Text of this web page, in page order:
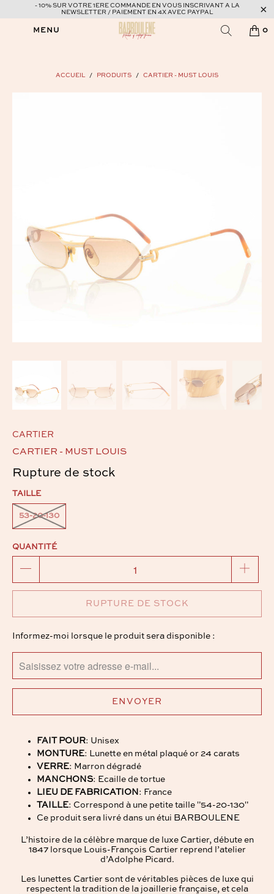
- 10% SUR VOTRE 1ERE COMMANDE EN VOUS INSCRIVANT A LA
NEWSLETTER / PAIEMENT EN 4X AVEC PAYPAL
MENU 0
ACCUEIL / PRODUITS / CARTIER - MUST LOUIS
CARTIER
CARTIER - MUST LOUIS
Rupture de stock
TAILLE
53-20-130
QUANTITÉ
RUPTURE DE STOCK
TRANSLATION
FR.PRODUCTS.NOTIFY_FORM.DESCRIPTION:
Informez-moi lorsque le produit sera disponible :
FAIT POUR: Unisex
MONTURE: Lunette en métal plaqué or 24 carats
VERRE: Marron dégradé
MANCHONS: Ecaille de tortue
LIEU DE FABRICATION : France
TAILLE: Correspond à une petite taille "54-20-130"
Ce produit sera livré dans un étui BARBOULENE
L’histoire de la célèbre marque de luxe Cartier, débute en
1847 lorsque Louis-François Cartier reprend l’atelier
d’Adolphe Picard.
Les lunettes Cartier sont de véritables pièces de luxe qui
respectent la tradition de la joaillerie française, et cela